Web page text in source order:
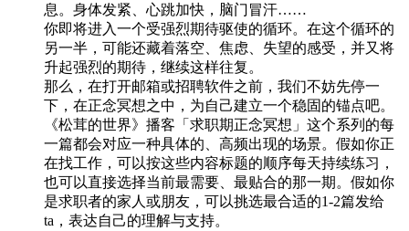
息。身体发紧、心跳加快，脑门冒汗……
你即将进入一个受强烈期待驱使的循环。在这个循环的
另一半，可能还藏着落空、焦虑、失望的感受，并又将
升起强烈的期待，继续这样往复。
那么，在打开邮箱或招聘软件之前，我们不妨先停一
下，在正念冥想之中，为自己建立一个稳固的锚点吧。
《松茸的世界》播客「求职期正念冥想」这个系列的每
一篇都会对应一种具体的、高频出现的场景。假如你正
在找工作，可以按这些内容标题的顺序每天持续练习，
也可以直接选择当前最需要、最贴合的那一期。假如你
是求职者的家人或朋友，可以挑选最合适的1-2篇发给
ta，表达自己的理解与支持。